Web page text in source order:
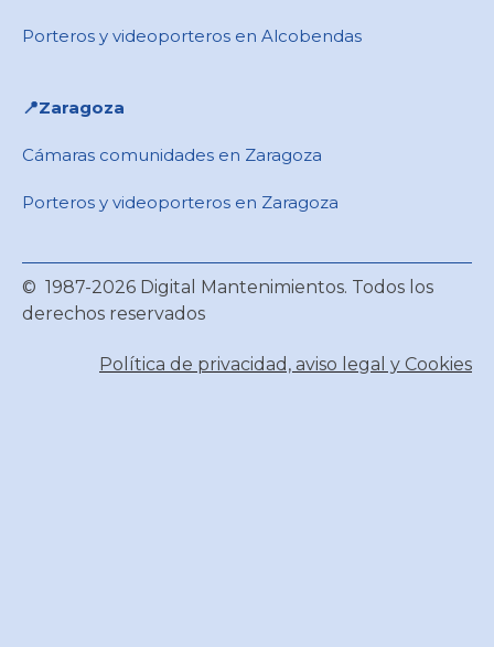
Porteros y videoporteros en Alcobendas
📍Zaragoza
Cámaras comunidades en Zaragoza
Porteros y videoporteros en Zaragoza
© 1987-2026 Digital Mantenimientos. Todos los
derechos reservados
Política de privacidad, aviso legal y Cookies